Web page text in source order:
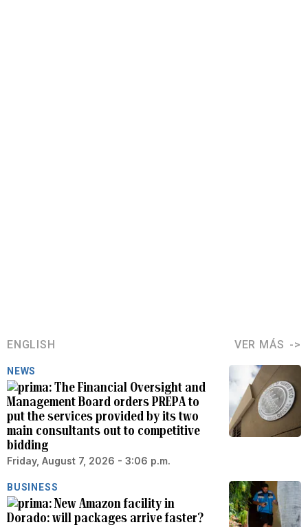
ENGLISH VER MÁS
NEWS
The Financial Oversight and
Management Board orders PREPA to
put the services provided by its two
main consultants out to competitive
bidding
Friday, August 7, 2026 - 3:06 p.m.
BUSINESS
New Amazon facility in
Dorado: will packages arrive faster?